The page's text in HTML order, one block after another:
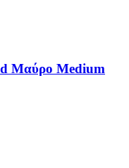
Μαύρο Medium